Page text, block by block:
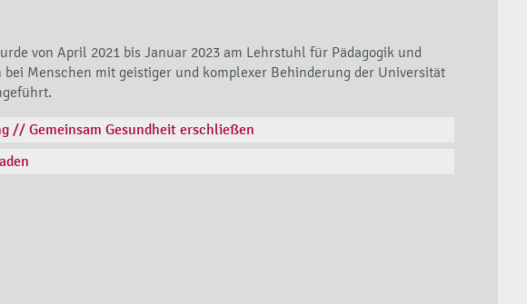
von April 2021 bis Januar 2023 am Lehrstuhl für Pädagogik und
bei Menschen mit geistiger und komplexer Behinderung der Universität
// Gemeinsam Gesundheit erschließen